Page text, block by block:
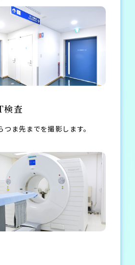
検査
つま先までを撮影します。